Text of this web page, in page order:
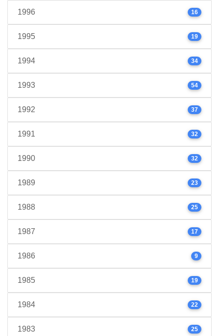
1996 16
1995 19
1994 34
1993 54
1992 37
1991 32
1990 32
1989 23
1988 25
1987 17
1986 9
1985 19
1984 22
1983 25